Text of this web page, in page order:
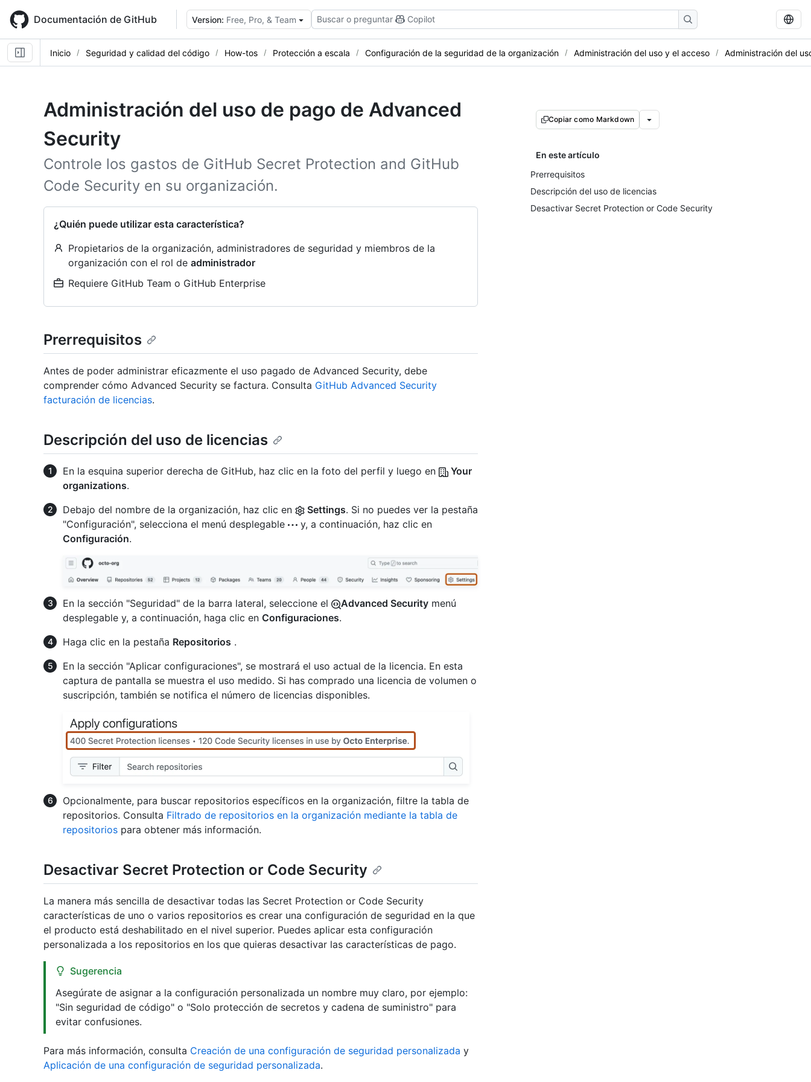
main
content
Documentación de GitHub Version: Free, Pro, & Team Buscar o preguntar Copilot
Inicio Seguridad y calidad del código How-tos Protección a escala Configuración de la seguridad de la organización Administración del uso y el acceso Administración del
Administración del uso de pago de Advanced
Security
Controle los gastos de GitHub Secret Protection and GitHub
Code Security en su organización.
¿Quién puede utilizar esta característica?
Propietarios de la organización, administradores de seguridad y miembros de la
organización con el rol de administrador
Requiere GitHub Team o GitHub Enterprise
Copiar como Markdown
En este artículo
Prerrequisitos
Descripción del uso de licencias
Desactivar Secret Protection or Code Security
Prerrequisitos
Antes de poder administrar eficazmente el uso pagado de Advanced Security, debe
comprender cómo Advanced Security se factura. Consulta GitHub Advanced Security
facturación de licencias.
Descripción del uso de licencias
En la esquina superior derecha de GitHub, haz clic en la foto del perfil y luego en
Your
organizations.
Debajo del nombre de la organización, haz clic en
Settings. Si no puedes ver la pestaña
"Configuración", selecciona el menú desplegable
y, a continuación, haz clic en
Configuración.
En la sección "Seguridad" de la barra lateral, seleccione el Advanced Security menú
desplegable y, a continuación, haga clic en Configuraciones.
Haga clic en la pestaña Repositorios .
En la sección "Aplicar configuraciones", se mostrará el uso actual de la licencia. En esta
captura de pantalla se muestra el uso medido. Si has comprado una licencia de volumen o
suscripción, también se notifica el número de licencias disponibles.
Opcionalmente, para buscar repositorios específicos en la organización, filtre la tabla de
repositorios. Consulta Filtrado de repositorios en la organización mediante la tabla de
repositorios para obtener más información.
Desactivar Secret Protection or Code Security
La manera más sencilla de desactivar todas las Secret Protection or Code Security
características de uno o varios repositorios es crear una configuración de seguridad en la que
el producto está deshabilitado en el nivel superior. Puedes aplicar esta configuración
personalizada a los repositorios en los que quieras desactivar las características de pago.
Sugerencia
Asegúrate de asignar a la configuración personalizada un nombre muy claro, por ejemplo:
"Sin seguridad de código" o "Solo protección de secretos y cadena de suministro" para
evitar confusiones.
Para más información, consulta Creación de una configuración de seguridad personalizada y
Aplicación de una configuración de seguridad personalizada.